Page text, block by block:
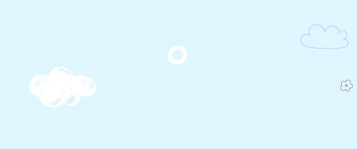
자원봉사안내
자원봉사신청